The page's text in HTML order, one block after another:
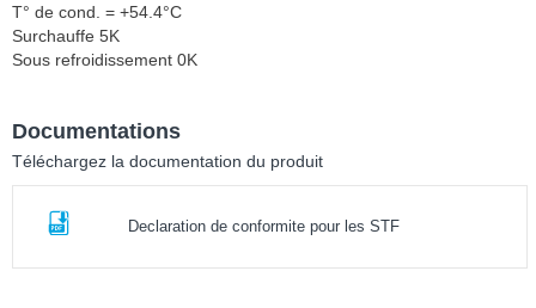
T° de cond. = +54.4°C
Surchauffe 5K
Sous refroidissement 0K
Documentations
Téléchargez la documentation du produit
Declaration de conformite pour les STF